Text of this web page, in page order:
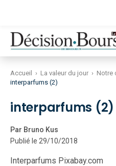
Accueil › La valeur du jour › Notre
interparfums (2)
interparfums (2)
Par Bruno Kus
Publié le 29/10/2018
Interparfums Pixabay.com